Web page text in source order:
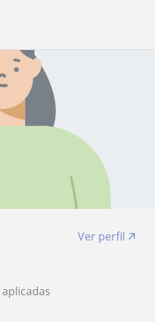
Ver perfil